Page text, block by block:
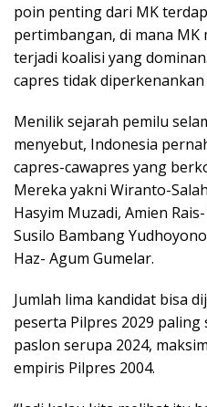
poin penting dari MK
pertimbangan, di mana
terjadi koalisi yang
capres tidak diperkenankan
Menilik sejarah pemilu
menyebut, Indonesia
capres-cawapres yang
Mereka yakni Wiranto-
Hasyim Muzadi, Amien
Susilo Bambang
Haz- Agum Gumelar.
Jumlah lima kandidat bisa
peserta Pilpres 2029
paslon serupa 2024,
empiris Pilpres 2004.